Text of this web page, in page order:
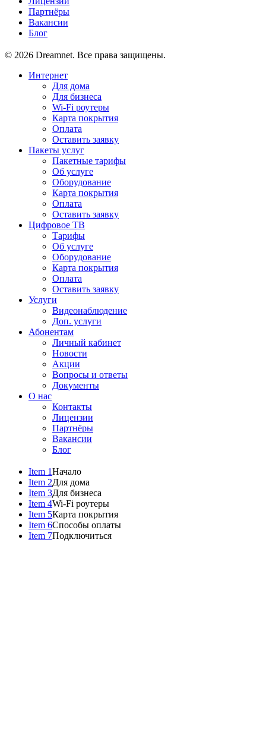
Партнёры
Вакансии
Блог
© 2026 Dreamnet. Все права защищены.
Интернет
Для дома
Для бизнеса
Wi-Fi роутеры
Карта покрытия
Оплата
Оставить заявку
Пакеты услуг
Пакетные тарифы
Об услуге
Оборудование
Карта покрытия
Оплата
Оставить заявку
Цифровое ТВ
Тарифы
Об услуге
Оборудование
Карта покрытия
Оплата
Оставить заявку
Услуги
Видеонаблюдение
Доп. услуги
Абонентам
Личный кабинет
Новости
Акции
Вопросы и ответы
Документы
О нас
Контакты
Лицензии
Партнёры
Вакансии
Блог
Item 1Начало
Item 2Для дома
Item 3Для бизнеса
Item 4Wi-Fi роутеры
Item 5Карта покрытия
Item 6Способы оплаты
Item 7Подключиться